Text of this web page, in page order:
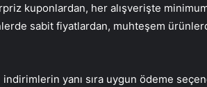
kuponlardan, her alışverişte
sabit fiyatlardan, muhteşem
indirimlerin yanı sıra uygun ödeme